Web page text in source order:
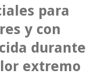
para
y con
durante
extremo